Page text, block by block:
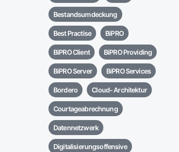
Bestandsumdeckung
Best Practise BiPRO
BiPRO Client BiPRO Providing
BiPRO Server BiPRO Services
Bordero Cloud- Architektur
Courtageabrechnung
Datennetzwerk
Digitalisierungsoffensive